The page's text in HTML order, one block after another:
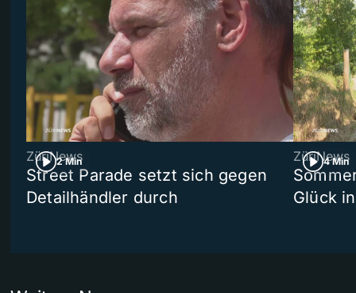
2 Min
ZüriNews
Street Parade setzt sich gegen
Detailhändler durch
4 Min
ZüriNews
Glück